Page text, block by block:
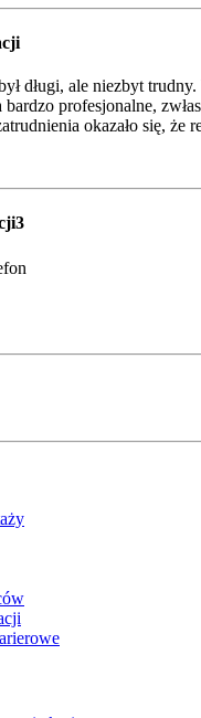
długi, ale niezbyt
profesjonalne,
okazało się, że
3